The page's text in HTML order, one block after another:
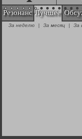
"Аркадий
эгалите-
Резонанс Лучшее
За неделю | За месяц | За